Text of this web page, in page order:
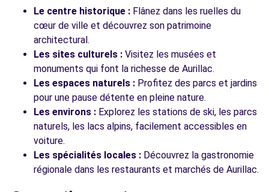
Le centre historique : Flânez dans les ruelles du
cœur de ville et découvrez son patrimoine
architectural.
Les sites culturels : Visitez les musées et
monuments qui font la richesse de Aurillac.
Les espaces naturels : Profitez des parcs et jardins
pour une pause détente en pleine nature.
Les environs : Explorez les stations de ski, les parcs
naturels, les lacs alpins, facilement accessibles en
voiture.
Les spécialités locales : Découvrez la gastronomie
régionale dans les restaurants et marchés de Aurillac.